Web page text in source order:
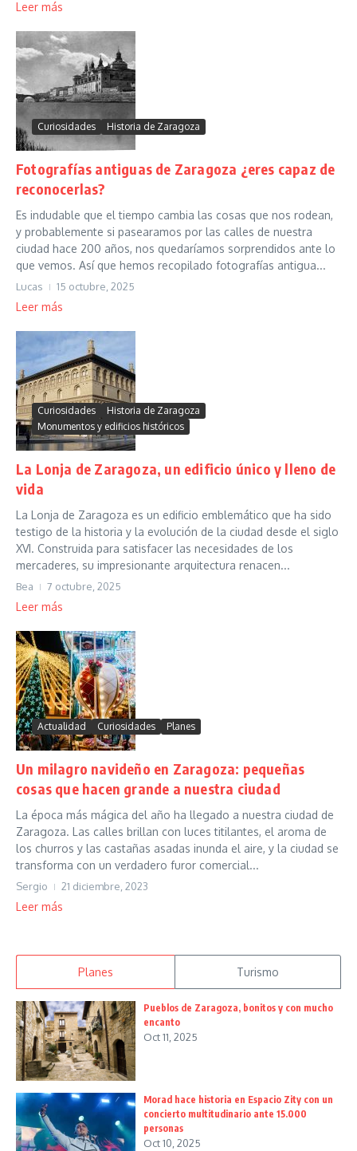
Leer más
Curiosidades Historia de Zaragoza
Fotografías antiguas de Zaragoza ¿eres capaz de
reconocerlas?
Es indudable que el tiempo cambia las cosas que nos rodean,
y probablemente si pasearamos por las calles de nuestra
ciudad hace 200 años, nos quedaríamos sorprendidos ante lo
que vemos. Así que hemos recopilado fotografías antigua...
Lucas 15 octubre, 2025
Leer más
Curiosidades
Historia de Zaragoza
Monumentos y edificios históricos
La Lonja de Zaragoza, un edificio único y lleno de
vida
La Lonja de Zaragoza es un edificio emblemático que ha sido
testigo de la historia y la evolución de la ciudad desde el siglo
XVI. Construida para satisfacer las necesidades de los
mercaderes, su impresionante arquitectura renacen...
Bea 7 octubre, 2025
Leer más
Actualidad Curiosidades Planes
Un milagro navideño en Zaragoza: pequeñas
cosas que hacen grande a nuestra ciudad
La época más mágica del año ha llegado a nuestra ciudad de
Zaragoza. Las calles brillan con luces titilantes, el aroma de
los churros y las castañas asadas inunda el aire, y la ciudad se
transforma con un verdadero furor comercial...
Sergio 21 diciembre, 2023
Leer más
Planes Turismo
Pueblos de Zaragoza, bonitos y con mucho
encanto
Oct 11, 2025
Morad hace historia en Espacio Zity con un
concierto multitudinario ante 15.000
personas
Oct 10, 2025